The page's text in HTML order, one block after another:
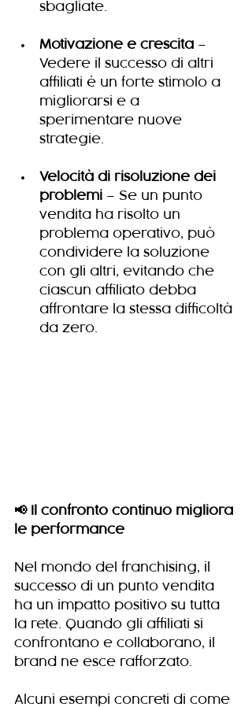
sbagliate.
Motivazione e crescita –
Vedere il successo di altri
affiliati è un forte stimolo a
migliorarsi e a
sperimentare nuove
strategie.
Velocità di risoluzione dei
problemi – Se un punto
vendita ha risolto un
problema operativo, può
condividere la soluzione
con gli altri, evitando che
ciascun affiliato debba
affrontare la stessa difficoltà
da zero.
📢 Il confronto continuo migliora
le performance
Nel mondo del franchising, il
successo di un punto vendita
ha un impatto positivo su tutta
la rete. Quando gli affiliati si
confrontano e collaborano, il
brand ne esce rafforzato.
Alcuni esempi concreti di come